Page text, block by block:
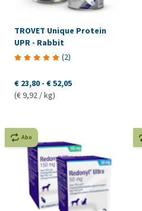
TROVET Unique Protein
UPR - Rabbit
(2)
€ 23,80 - € 52,05
(€ 9,92 / kg)
Abo